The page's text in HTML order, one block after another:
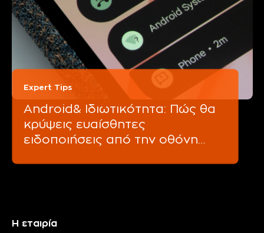
Expert Tips
Android& Ιδιωτικότητα: Πώς θα
κρύψεις ευαίσθητες
ειδοποιήσεις από την οθόνη
Η εταιρία